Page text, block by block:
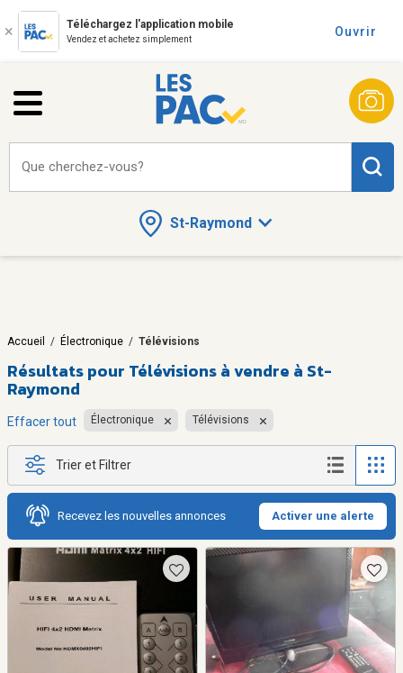
Téléchargez l'application mobile
Vendez et achetez simplement
Ouvrir
St-Raymond
Que cherchez-vous?
Accueil / Électronique / Télévisions
Résultats pour Télévisions à vendre à St-
Raymond
Effacer tout Électronique Télévisions
Trier et Filtrer
Recevez les nouvelles annonces Activer une alerte